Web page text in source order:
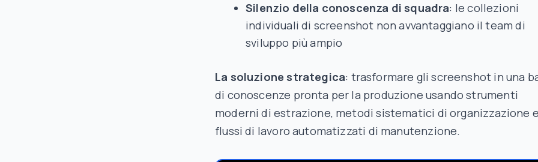
Silenzio della conoscenza di squadra: le collezioni
individuali di screenshot non avvantaggiano il team di
sviluppo più ampio
La soluzione strategica: trasformare gli screenshot in una
di conoscenze pronta per la produzione usando strumenti
moderni di estrazione, metodi sistematici di organizzazione
flussi di lavoro automatizzati di manutenzione.